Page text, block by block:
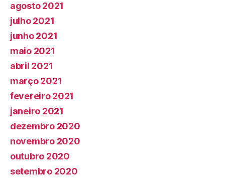
agosto 2021
julho 2021
junho 2021
maio 2021
abril 2021
março 2021
fevereiro 2021
janeiro 2021
dezembro 2020
novembro 2020
outubro 2020
setembro 2020